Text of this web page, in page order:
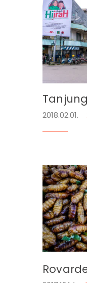
2018.02.01.